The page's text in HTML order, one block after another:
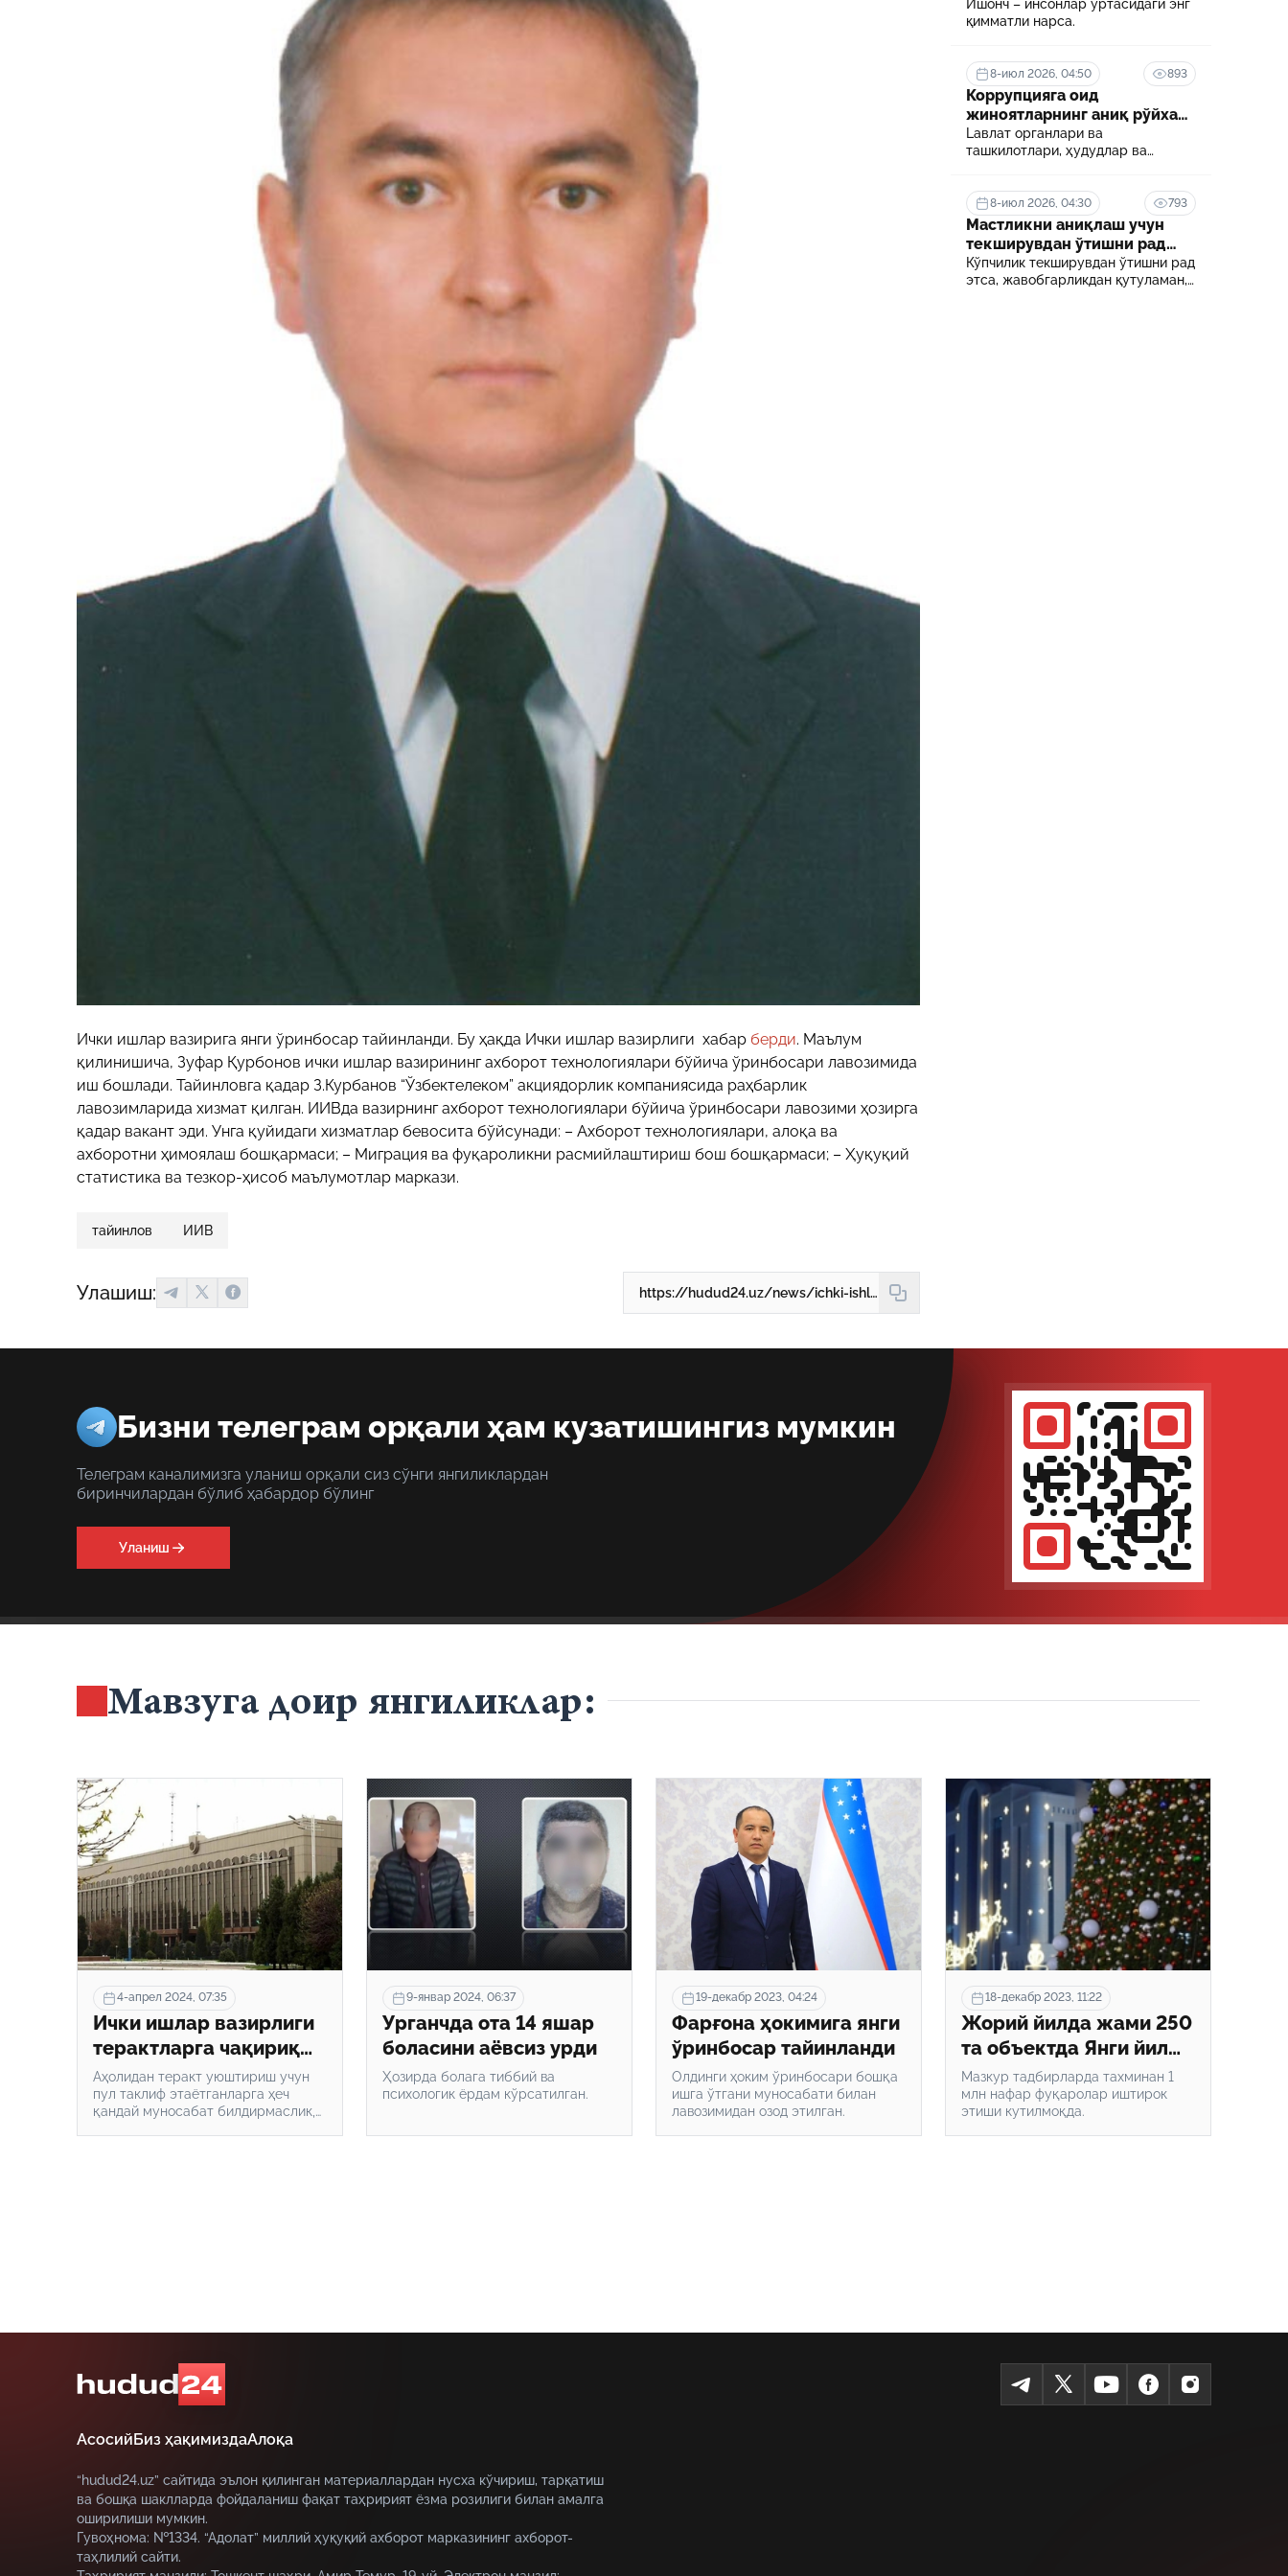
29-июн 2026, 10:29
Халқ билан очиқ мулоқот — инсон
манфаатларига хизмат қилувчи
давлат бошқарувининг муҳим мезони
26-июн 2026, 06:54
имконият: дуал таълим асосида олий
маълумот олиш йўлга қўйилади
Электрон обуна: ҳуқуқий ахборотга
тез ва қулай йўл
24-июн 2026, 06:05
Ўқишда бўлган ходимнинг иш ҳақи
сақланадими?
чиқиш мумкинми?
18-июн 2026, 11:48
Сунъий интеллектни тартибга солиш
қанчалик муҳим?
Ички ишлар вазирига янги ўринбосар тайинланди. Бу ҳақда Ички ишлар вазирлиги хабар берди. Маълум
қилинишича, Зуфар Қурбонов ички ишлар вазирининг ахборот технологиялари бўйича ўринбосари лавозимида
иш бошлади. Тайинловга қадар З.Курбанов “Ўзбектелеком” акциядорлик компаниясида раҳбарлик
лавозимларида хизмат қилган. ИИВда вазирнинг ахборот технологиялари бўйича ўринбосари лавозими ҳозирга
қадар вакант эди. Унга қуйидаги хизматлар бевосита бўйсунади: – Ахборот технологиялари, алоқа ва
ахборотни ҳимоялаш бошқармаси; – Миграция ва фуқароликни расмийлаштириш бош бошқармаси; – Ҳуқуқий
статистика ва тезкор-ҳисоб маълумотлар маркази.
тайинлов ИИВ
Улашиш: https://hudud24.uz/news/ichki-ishlar-vaziriga-yangi-urinbosar-tajinlandi
Ишонч – инсонлар ўртасидаги энг
қимматли нарса.
8-июл 2026, 04:50 893
Коррупцияга оид
жиноятларнинг аниқ рўйхати
белгиланди
Lавлат органлари ва
ташкилотлари, ҳудудлар ва
минималлаштириш мақсадида
коррупцияга оид хавф-хатарлар
харитаси шакллантирилади
8-июл 2026, 04:30 793
Мастликни аниқлаш учун
текширувдан ўтишни рад
этса нима бўлади?
Кўпчилик текширувдан ўтишни рад
этса, жавобгарликдан қутуламан,
Бизни телеграм орқали ҳам кузатишингиз мумкин
Телеграм каналимизга уланиш орқали сиз сўнги янгиликлардан
биринчилардан бўлиб ҳабардор бўлинг
Уланиш
Мавзуга доир янгиликлар:
4-апрел 2024, 07:35
Ички ишлар вазирлиги
терактларга чақириқ
бўйича огоҳлантириш
билан чиқди
Аҳолидан теракт уюштириш учун
пул таклиф этаётганларга ҳеч
қандай муносабат билдирмаслик,
9-январ 2024, 06:37
Урганчда ота 14 яшар
боласини аёвсиз урди
Ҳозирда болага тиббий ва
психологик ёрдам кўрсатилган.
19-декабр 2023, 04:24
Фарғона ҳокимига янги
ўринбосар тайинланди
Олдинги ҳоким ўринбосари бошқа
ишга ўтгани муносабати билан
лавозимидан озод этилган.
18-декабр 2023, 11:22
Жорий йилда жами 250
та объектда Янги йил
байрам тадбирлари
ўтказилади
Мазкур тадбирларда тахминан 1
млн нафар фуқаролар иштирок
этиши кутилмоқда.
АсосийБиз ҳақимиздаАлоқа
“hudud24.uz” сайтида эълон қилинган материаллардан нусха кўчириш, тарқатиш
ва бошқа шаклларда фойдаланиш фақат таҳририят ёзма розилиги билан амалга
оширилиши мумкин.
Гувоҳнома: №1334. “Адолат” миллий ҳуқуқий ахборот марказининг ахборот-
таҳлилий сайти.